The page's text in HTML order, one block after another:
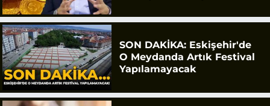
SON DAKİKA: Eskişehir'de
O Meydanda Artık Festival
Yapılamayacak